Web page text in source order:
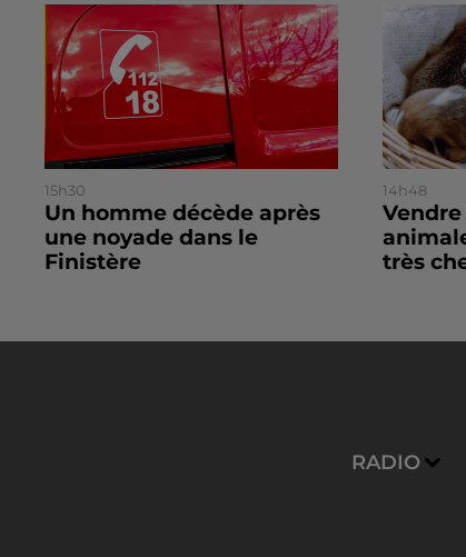
15h30
Un homme décède après
une noyade dans le
Finistère
14h48
très
RADIO